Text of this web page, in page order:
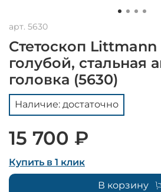
арт. 5630
Стетоскоп Littmann
голубой, стальная
головка (5630)
Наличие: достаточно
15 700 ₽
Купить в 1 клик
В корзину